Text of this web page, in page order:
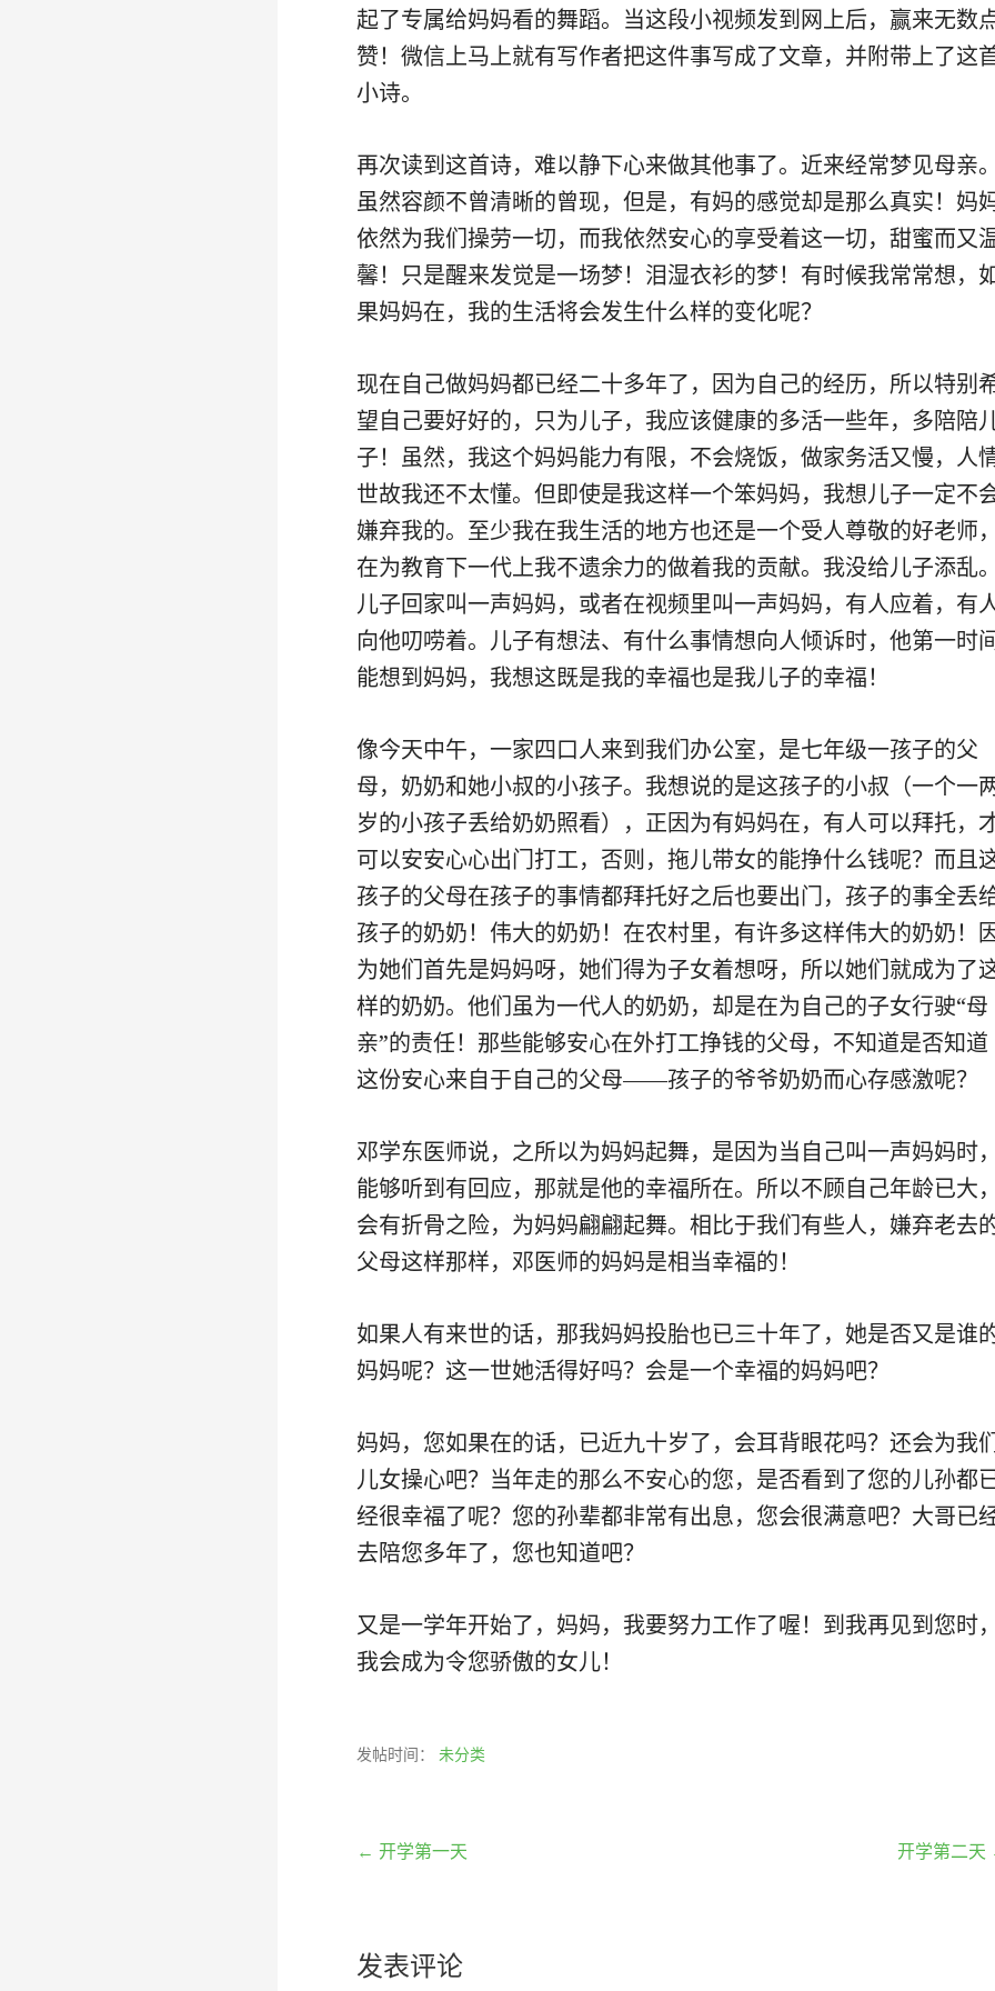
起了专属给妈妈看的舞蹈。当这段小视频发到网上后，赢来无数
赞！微信上马上就有写作者把这件事写成了文章，并附带上了这
小诗。
再次读到这首诗，难以静下心来做其他事了。近来经常梦见母亲
虽然容颜不曾清晰的曾现，但是，有妈的感觉却是那么真实！妈
依然为我们操劳一切，而我依然安心的享受着这一切，甜蜜而又
馨！只是醒来发觉是一场梦！泪湿衣衫的梦！有时候我常常想，
果妈妈在，我的生活将会发生什么样的变化呢？
现在自己做妈妈都已经二十多年了，因为自己的经历，所以特别
望自己要好好的，只为儿子，我应该健康的多活一些年，多陪陪
子！虽然，我这个妈妈能力有限，不会烧饭，做家务活又慢，人
世故我还不太懂。但即使是我这样一个笨妈妈，我想儿子一定不
嫌弃我的。至少我在我生活的地方也还是一个受人尊敬的好老师
在为教育下一代上我不遗余力的做着我的贡献。我没给儿子添乱
儿子回家叫一声妈妈，或者在视频里叫一声妈妈，有人应着，有
向他叨唠着。儿子有想法、有什么事情想向人倾诉时，他第一时
能想到妈妈，我想这既是我的幸福也是我儿子的幸福！
像今天中午，一家四口人来到我们办公室，是七年级一孩子的父
母，奶奶和她小叔的小孩子。我想说的是这孩子的小叔（一个一
岁的小孩子丢给奶奶照看），正因为有妈妈在，有人可以拜托，
可以安安心心出门打工，否则，拖儿带女的能挣什么钱呢？而且
孩子的父母在孩子的事情都拜托好之后也要出门，孩子的事全丢
孩子的奶奶！伟大的奶奶！在农村里，有许多这样伟大的奶奶！
为她们首先是妈妈呀，她们得为子女着想呀，所以她们就成为了
样的奶奶。他们虽为一代人的奶奶，却是在为自己的子女行驶“母
亲”的责任！那些能够安心在外打工挣钱的父母，不知道是否知道
这份安心来自于自己的父母——孩子的爷爷奶奶而心存感激呢？
邓学东医师说，之所以为妈妈起舞，是因为当自己叫一声妈妈时
能够听到有回应，那就是他的幸福所在。所以不顾自己年龄已大
会有折骨之险，为妈妈翩翩起舞。相比于我们有些人，嫌弃老去
父母这样那样，邓医师的妈妈是相当幸福的！
如果人有来世的话，那我妈妈投胎也已三十年了，她是否又是谁
妈妈呢？这一世她活得好吗？会是一个幸福的妈妈吧？
妈妈，您如果在的话，已近九十岁了，会耳背眼花吗？还会为我
儿女操心吧？当年走的那么不安心的您，是否看到了您的儿孙都
经很幸福了呢？您的孙辈都非常有出息，您会很满意吧？大哥已
去陪您多年了，您也知道吧？
又是一学年开始了，妈妈，我要努力工作了喔！到我再见到您时
我会成为令您骄傲的女儿！
发帖时间： 未分类
← 开学第一天 开学第二
发表评论